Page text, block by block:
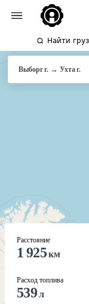
Найти
Выборг г. → Ухтаг.
Расстояние
1 925км
Расход топлива
539л